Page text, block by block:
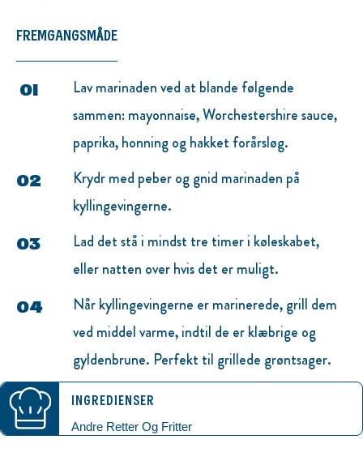
FREMGANGSMÅDE
Lav marinaden ved at blande følgende
sammen: mayonnaise, Worchestershire sauce,
paprika, honning og hakket forårsløg.
Krydr med peber og gnid marinaden på
kyllingevingerne.
Lad det stå i mindst tre timer i køleskabet,
eller natten over hvis det er muligt.
Når kyllingevingerne er marinerede, grill dem
ved middel varme, indtil de er klæbrige og
gyldenbrune. Perfekt til grillede grøntsager.
INGREDIENSER
Andre Retter Og Fritter